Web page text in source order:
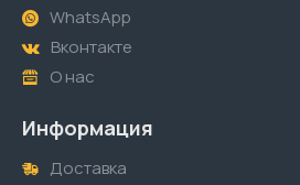
WhatsApp
Вконтакте
О нас
Информация
Доставка